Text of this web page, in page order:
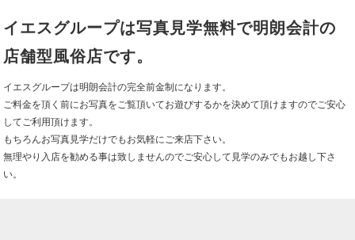
イエスグループは写真見学無料で明朗会計の
店舗型風俗店です。
イエスグループは明朗会計の完全前金制になります。
ご料金を頂く前にお写真をご覧頂いてお遊びするかを決めて頂けますのでご安心
してご利用頂けます。
もちろんお写真見学だけでもお気軽にご来店下さい。
無理やり入店を勧める事は致しませんのでご安心して見学のみでもお越し下さ
い。